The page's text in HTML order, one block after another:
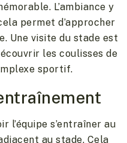
L’ambiance y
permet d’approcher
Une visite du stade est
les coulisses de
sportif.
l’équipe s’entraîner au
au stade. Cela